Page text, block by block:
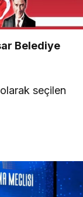
Belediye
seçilen